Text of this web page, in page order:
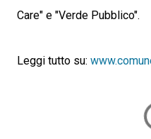
Care" e "Verde Pubblico".
Leggi tutto su: